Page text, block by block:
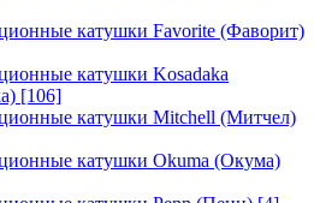
катушки Favorite (Фаворит)
катушки Kosadaka
[106]
катушки Mitchell (Митчел)
катушки Okuma (Окума)